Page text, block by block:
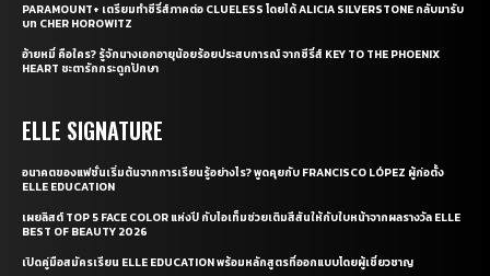
PARAMOUNT+ เตรียมทำซีรี่ส์ภาคต่อ CLUELESS โดยได้ ALICIA SILVERSTONE กลับมารับ
บท CHER HOROWITZ
อ้ายหมี่ คือใคร? รู้จักนางเอกอายุน้อยร้อยประสบการณ์ จากซีรี่ส์ KEY TO THE PHOENIX
HEART ชะตารักกระดูกปักษา
ELLE SIGNATURE
อนาคตของแฟชั่นเริ่มต้นจากการเรียนรู้อย่างไร? พูดคุยกับ FRANCISCO LÓPEZ ผู้ก่อตั้ง
ELLE EDUCATION
เผยลิสต์ TOP 5 FACE COLOR แห่งปี กับไอเท็มช่วยเติมสีสันให้กับใบหน้าจากผลรางวัล ELLE
BEST OF BEAUTY 2026
เปิดคู่มือสมัครเรียน ELLE EDUCATION พร้อมหลักสูตรที่ออกแบบโดยผู้เชี่ยวชาญ